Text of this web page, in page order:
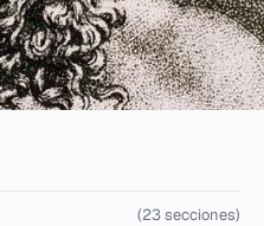
(23 secciones)